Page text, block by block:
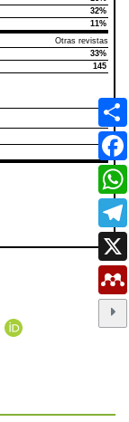
32%
11%
Otras revistas
33%
145